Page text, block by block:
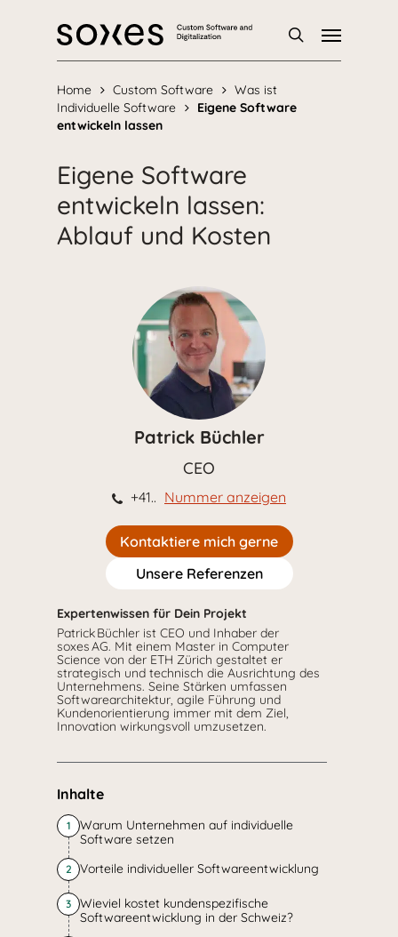
Menu
Home Custom Software
Was ist
Individuelle Software
Eigene Software
entwickeln lassen
Eigene Software
entwickeln lassen:
Ablauf und Kosten
Patrick Büchler
CEO
+41.. Nummer anzeigen
Kontaktiere mich gerne
Unsere Referenzen
Expertenwissen für Dein Projekt
Patrick Büchler ist CEO und Inhaber der
soxes AG. Mit einem Master in Computer
Science von der ETH Zürich gestaltet er
strategisch und technisch die Ausrichtung des
Unternehmens. Seine Stärken umfassen
Softwarearchitektur, agile Führung und
Kundenorientierung immer mit dem Ziel,
Innovation wirkungsvoll umzusetzen.
Inhalte
1
Warum Unternehmen auf individuelle
Software setzen
2 Vorteile individueller Softwareentwicklung
3
Wieviel kostet kundenspezifische
Softwareentwicklung in der Schweiz?